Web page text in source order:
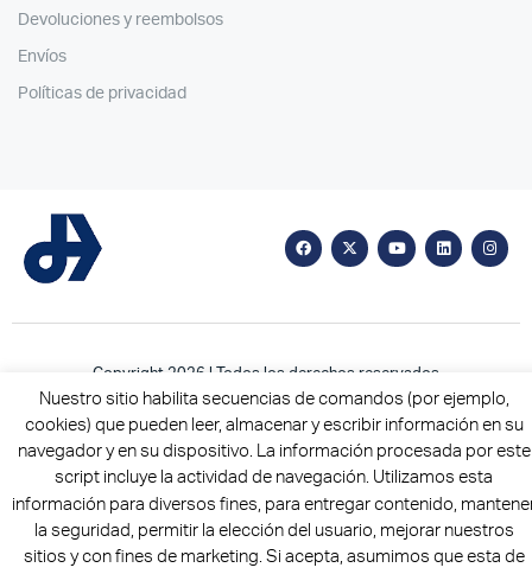
Devoluciones y reembolsos
Envíos
Políticas de privacidad
Copyright 2026 | Todos los derechos reservados
Nuestro sitio habilita secuencias de comandos (por ejemplo,
cookies) que pueden leer, almacenar y escribir información en su
navegador y en su dispositivo. La información procesada por este
script incluye la actividad de navegación. Utilizamos esta
información para diversos fines, para entregar contenido,
la seguridad, permitir la elección del usuario, mejorar nuestros
sitios y con fines de marketing. Si acepta, asumimos que esta de